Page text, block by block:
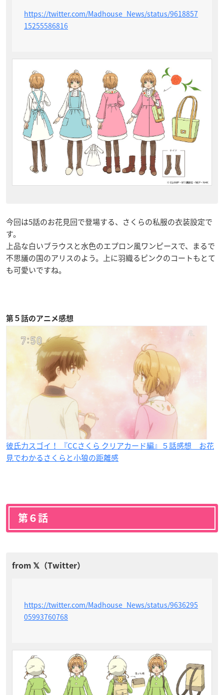
https://twitter.com/Madhouse_News/status/9618857
15255586816
今回は5話のお花見回で登場する、さくらの私服の衣装設定で
す。
上品な白いブラウスと水色のエプロン風ワンピースで、まるで
不思議の国のアリスのよう。上に羽織るピンクのコートもとて
も可愛いですね。
第５ 話のアニメ感想
彼氏力スゴイ！ 『CCさくら クリアカード編』５話感想 お花
見でわかるさくらと小狼の距離感
第６話
https://twitter.com/Madhouse_News/status/9636295
05993760768